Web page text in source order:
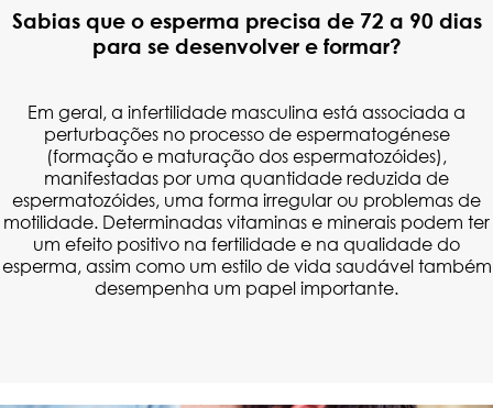
Sabias que o esperma precisa de 72 a 90 dias
para se desenvolver e formar?
Em geral, a infertilidade masculina está associada a
perturbações no processo de espermatogénese
(formação e maturação dos espermatozóides),
manifestadas por uma quantidade reduzida de
espermatozóides, uma forma irregular ou problemas de
motilidade. Determinadas vitaminas e minerais podem ter
um efeito positivo na fertilidade e na qualidade do
esperma, assim como um estilo de vida saudável também
desempenha um papel importante.